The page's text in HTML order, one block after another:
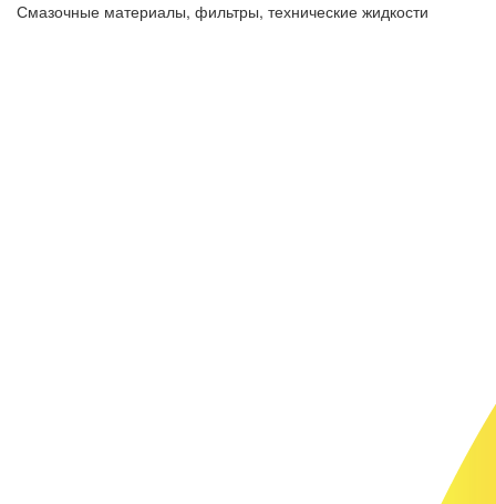
Смазочные материалы, фильтры, технические жидкости